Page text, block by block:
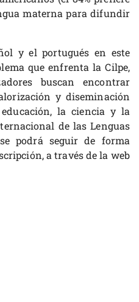
materna para difundir
y el portugués en este
que enfrenta la Cilpe,
buscan encontrar
y diseminación
la ciencia y la
de las Lenguas
podrá seguir de forma
a través de la web